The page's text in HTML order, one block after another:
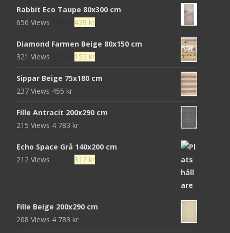
Rabbit Eco Taupe 80x300 cm
656 Views
Det
priset
var:
439 krDet
priset
är:
Diamond Farmen Beige 80x150 cm
321 Views
Det
priset
152 krDet
priset
Sippar Beige 75x180 cm
237 Views 455 kr
Fille Antracit 200x290 cm
215 Views 4 783 kr
Echo Space Grå 140x200 cm
212 Views
Det
952 kr.
312 krDet
312 kr.
Fille Beige 200x290 cm
208 Views 4 783 kr